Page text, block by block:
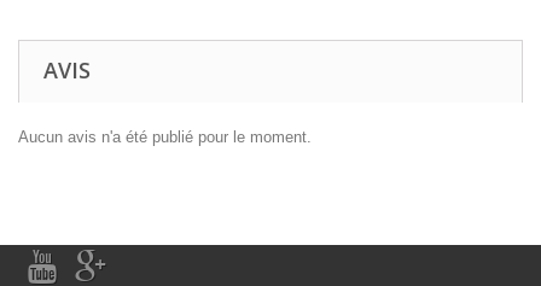
AVIS
Aucun avis n'a été publié pour le moment.